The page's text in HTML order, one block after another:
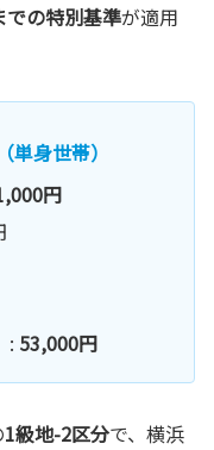
での特別基準が適用
身世帯）
円
: 53,000円
1級地-2区分で、横浜